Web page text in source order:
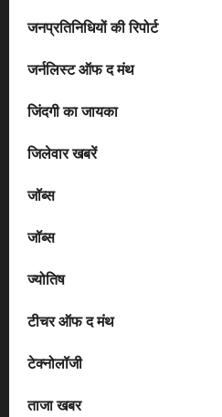
जनप्रतिनिधियों की रिपोर्ट
जर्नलिस्ट ऑफ द मंथ
जिंदगी का जायका
जिलेवार खबरें
जॉब्स
जॉब्स
ज्योतिष
टीचर ऑफ द मंथ
टेक्नोलॉजी
ताजा खबर